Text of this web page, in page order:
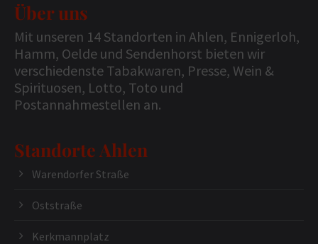
Über uns
Mit unseren 14 Standorten in Ahlen, Ennigerloh,
Hamm, Oelde und Sendenhorst bieten wir
verschiedenste Tabakwaren, Presse, Wein &
Spirituosen, Lotto, Toto und
Postannahmestellen an.
Standorte Ahlen
Warendorfer Straße
Oststraße
Kerkmannplatz